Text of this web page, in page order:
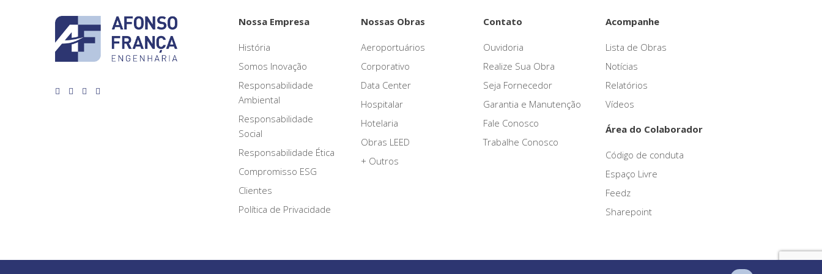
Nossa Empresa
História
Somos Inovação
Responsabilidade
Ambiental
Responsabilidade
Social
Responsabilidade Ética
Compromisso ESG
Clientes
Política de Privacidade
Nossas Obras
Aeroportuários
Corporativo
Data Center
Hospitalar
Hotelaria
Obras LEED
+ Outros
Contato
Ouvidoria
Realize Sua Obra
Seja Fornecedor
Garantia e Manutenção
Fale Conosco
Trabalhe Conosco
Acompanhe
Lista de Obras
Notícias
Relatórios
Vídeos
Área do Colaborador
Código de conduta
Espaço Livre
Feedz
Sharepoint